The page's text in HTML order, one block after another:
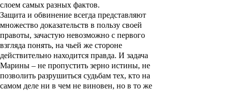
слоем самых разных фактов.
Защита и обвинение всегда представляют
множество доказательств в пользу своей
правоты, зачастую невозможно с первого
взгляда понять, на чьей же стороне
действительно находится правда. И задача
Марины – не пропустить зерно истины, не
позволить разрушиться судьбам тех, кто на
самом деле ни в чем не виновен, но в то же